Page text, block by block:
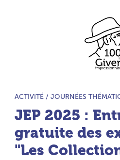
Accueil
TYPE D’ACTIVITÉ :
ACTIVITÉ /JOURNÉES
JEP 2025 :
gratuite des
"Les